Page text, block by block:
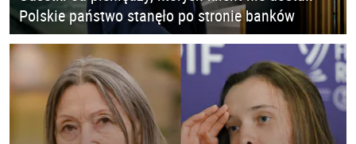
Polskie państwo stanęło po stronie banków